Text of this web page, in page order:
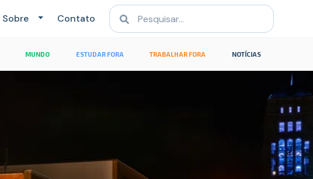
Sobre Contato
MUNDO ESTUDAR FORA TRABALHAR FORA NOTÍCIAS